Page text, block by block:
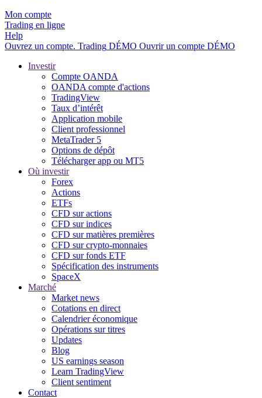
Mon compte
Trading en ligne
Help
Ouvrez un compte. Trading DÉMO Ouvrir un compte DÉMO
Investir
Compte OANDA
OANDA compte d'actions
TradingView
Taux d’intérêt
Application mobile
Client professionnel
MetaTrader 5
Options de dépôt
Télécharger app ou MT5
Où investir
Forex
Actions
ETFs
CFD sur actions
CFD sur indices
CFD sur matières premières
CFD sur crypto-monnaies
CFD sur fonds ETF
Spécification des instruments
SpaceX
Marché
Market news
Cotations en direct
Calendrier économique
Opérations sur titres
Updates
Blog
US earnings season
Learn TradingView
Client sentiment
Contact